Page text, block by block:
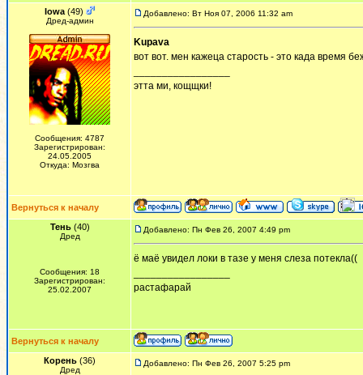
Iowa (49)
Дред-админ
Сообщения: 4787
Зарегистрирован:
24.05.2005
Откуда: Мозгва
Добавлено: Вт Ноя 07, 2006 11:32 am
Kupava
вот вот. мен кажеца старость - это када время
этта ми, кощщки!
Вернуться к началу
Тень(40)
Дред
Сообщения: 18
Зарегистрирован:
25.02.2007
Добавлено: Пн Фев 26, 2007 4:49 pm
ё маё увидел локи в тазе у меня слеза потекла((
растафарай
Вернуться к началу
Корень (36)
Дред
Добавлено: Пн Фев 26, 2007 5:25 pm